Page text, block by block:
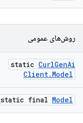
روش‌های عمومی
static CurlGenAi
Client. Model
static final Model[]